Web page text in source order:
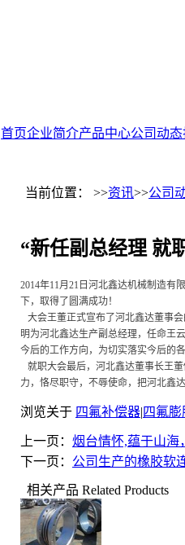
首页企业简介产品中心公司动态
当前位置： >>资讯>>公司
“新任副总经理 就
2014年11月21日河北鑫达机械制造有
下，取得了圆满成功！
大会王董正式宣布了河北鑫达董事
明为河北鑫达生产副总经理，任命王
今后的工作方向，为切实落实今后的
就职大会最后，河北鑫达董事长王
力，恪尽职守，不辱使命，把河北鑫
浏览关于 四氟补偿器|四氟膨
上一页： 烟台情怀,蕴于山海
下一页： 公司生产的橡胶软
相关产品 Related Products